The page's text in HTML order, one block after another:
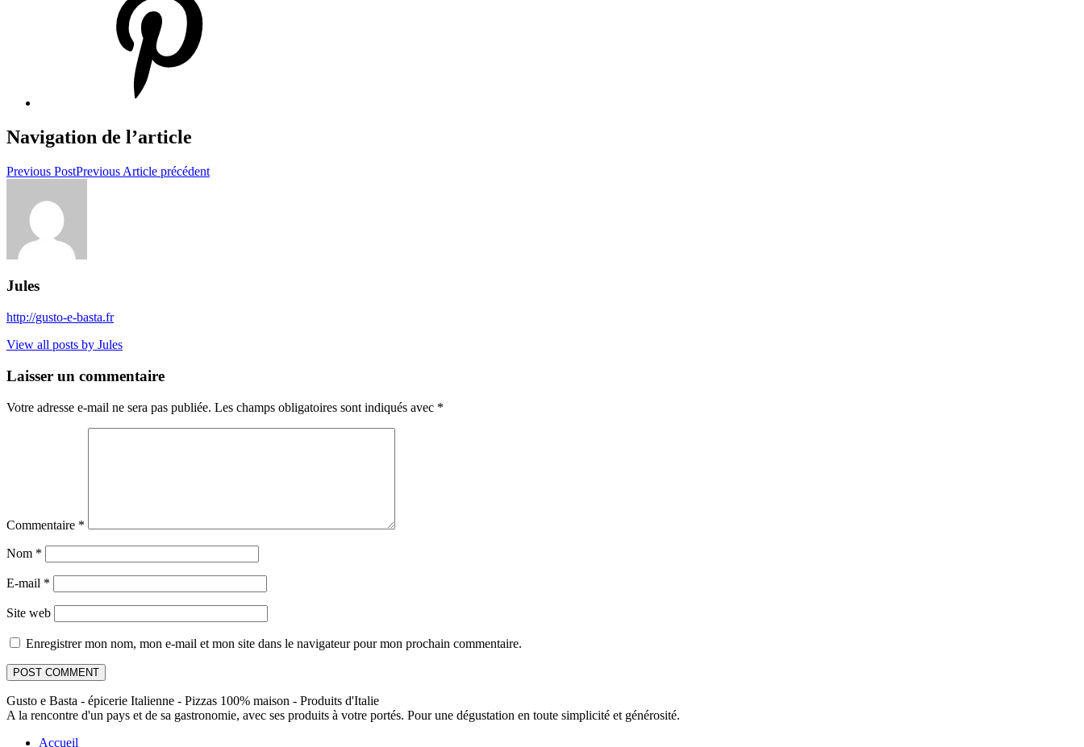
Navigation de l’article
Previous PostPrevious Article précédent
Jules
http://gusto-e-basta.fr
View all posts by Jules
Laisser un commentaire
Votre adresse e-mail ne sera pas publiée. Les champs obligatoires sont indiqués avec *
Commentaire *
Nom *
E-mail *
Site web
Enregistrer mon nom, mon e-mail et mon site dans le navigateur pour mon prochain commentaire.
Gusto e Basta - épicerie Italienne - Pizzas 100% maison - Produits d'Italie
A la rencontre d'un pays et de sa gastronomie, avec ses produits à votre portés. Pour une dégustation en toute simplicité et générosité.
Accueil